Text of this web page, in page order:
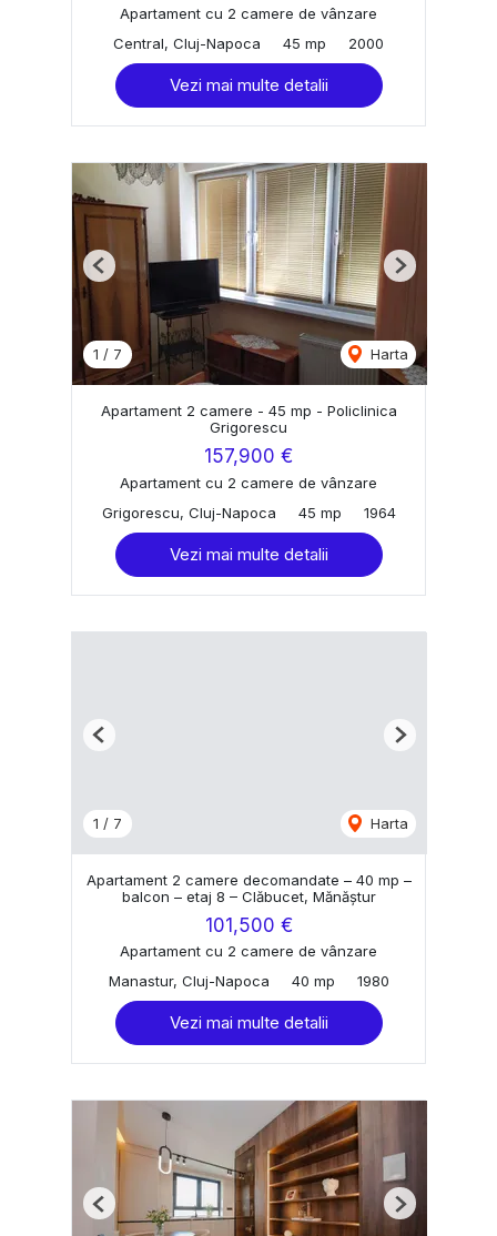
Apartament cu 2 camere de vânzare
Central, Cluj-Napoca
45 mp 2000
Vezi mai multe detalii
1 / 7 Harta
Previous Next
Apartament 2 camere - 45 mp - Policlinica
Grigorescu
157,900 €
Apartament cu 2 camere de vânzare
Grigorescu, Cluj-Napoca
45 mp 1964
Vezi mai multe detalii
1 / 7 Harta
Previous Next
Apartament 2 camere decomandate – 40 mp –
balcon – etaj 8 – Clăbucet, Mănăștur
101,500 €
Apartament cu 2 camere de vânzare
Manastur, Cluj-Napoca
40 mp 1980
Vezi mai multe detalii
Previous Next